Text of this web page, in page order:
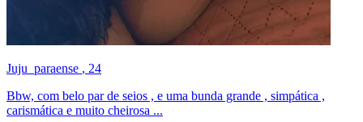
Juju_paraense , 24
Bbw, com belo par de seios , e uma bunda grande , simpática ,
carismática e muito cheirosa ...